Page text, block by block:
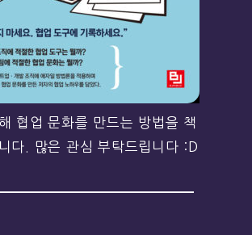
협업 문화를 만드는 방법을 책
다. 많은 관심 부탁드립니다 :D